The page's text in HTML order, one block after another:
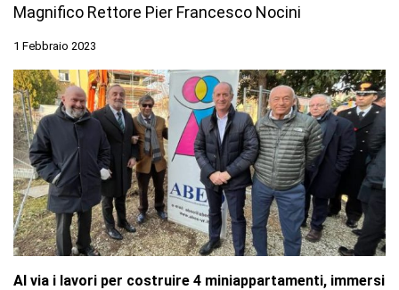
Magnifico Rettore Pier Francesco Nocini
1 Febbraio 2023
Al via i lavori per costruire 4 miniappartamenti, immersi